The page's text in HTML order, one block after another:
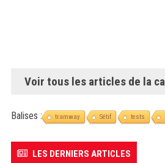
Voir tous les articles de la
Balises : tramway Sétif tests
LES DERNIERS ARTICLES